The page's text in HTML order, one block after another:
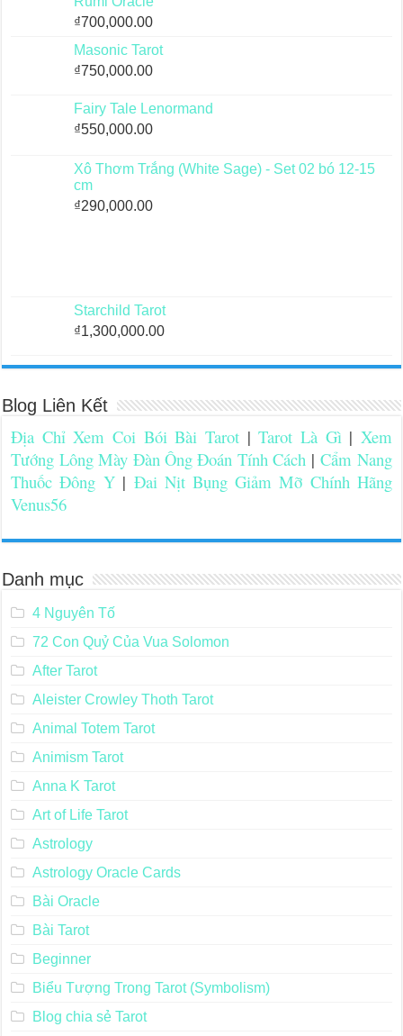
₫700,000.00
Masonic Tarot
₫750,000.00
Fairy Tale Lenormand
₫550,000.00
Xô Thơm Trắng (White Sage) - Set 02 bó 12-15
cm
₫290,000.00
Starchild Tarot
₫1,300,000.00
Blog Liên Kết
Địa Chỉ Xem Coi Bói Bài Tarot |Tarot Là Gì | Xem
Tướng Lông Mày Đàn Ông Đoán Tính Cách |Cẩm Nang
Thuốc Đông Y| Đai Nịt Bụng Giảm Mỡ Chính Hãng
Venus56
Danh mục
4 Nguyên Tố
72 Con Quỷ Của Vua Solomon
After Tarot
Aleister Crowley Thoth Tarot
Animal Totem Tarot
Animism Tarot
Anna K Tarot
Art of Life Tarot
Astrology
Astrology Oracle Cards
Bài Oracle
Bài Tarot
Beginner
Biểu Tượng Trong Tarot (Symbolism)
Blog chia sẻ Tarot